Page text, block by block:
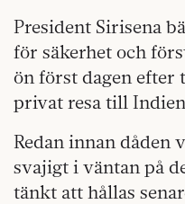
President Sirisena
för säkerhet och
ön först dagen efter
privat resa till
Redan innan dåden
svajigt i väntan på
tänkt att hållas